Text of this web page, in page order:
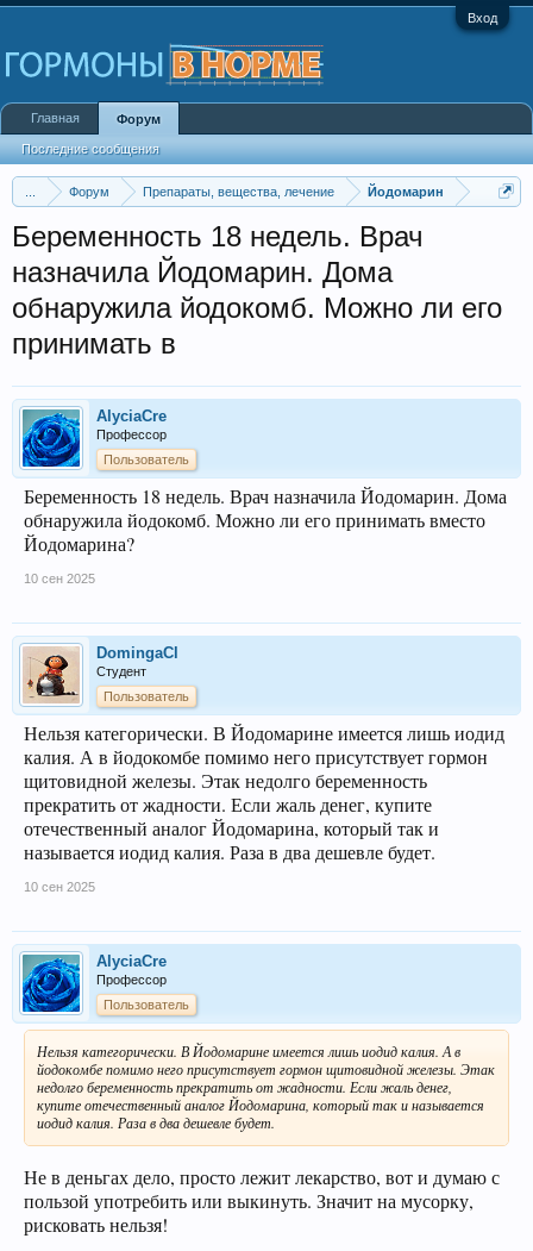
Вход
Форум Препараты, вещества, лечение Йодомарин
Беременность 18 недель. Врач
назначила Йодомарин. Дома
обнаружила йодокомб. Можно ли его
принимать в
AlyciaCre
Профессор
Пользователь
Беременность 18 недель. Врач назначила Йодомарин. Дома
обнаружила йодокомб. Можно ли его принимать вместо
Йодомарина?
10 сен 2025
DomingaCl
Студент
Пользователь
Нельзя категорически. В Йодомарине имеется лишь иодид
калия. А в йодокомбе помимо него присутствует гормон
щитовидной железы. Этак недолго беременность
прекратить от жадности. Если жаль денег, купите
отечественный аналог Йодомарина, который так и
называется иодид калия. Раза в два дешевле будет.
10 сен 2025
AlyciaCre
Профессор
Пользователь
Нельзя категорически. В Йодомарине имеется лишь иодид калия. А в
йодокомбе помимо него присутствует гормон щитовидной железы. Этак
недолго беременность прекратить от жадности. Если жаль денег,
купите отечественный аналог Йодомарина, который так и называется
иодид калия. Раза в два дешевле будет.
Не в деньгах дело, просто лежит лекарство, вот и думаю с
пользой употребить или выкинуть. Значит на мусорку,
рисковать нельзя!
Главная Форум
Последние сообщения